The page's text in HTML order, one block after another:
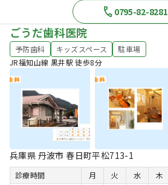
0795-82-8281
ごうだ歯科医院
予防歯科 キッズスペース
駐車場
JR福知山線 黒井駅 徒歩8分
兵庫県 丹波市 春日町平松713-1
診療時間 月 火 水 木